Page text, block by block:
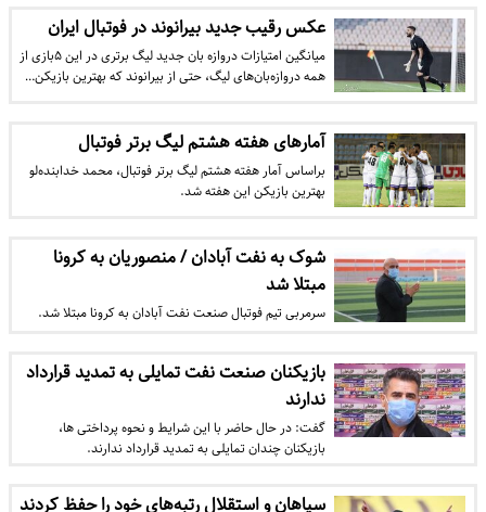
عکس رقیب جدید بیرانوند در فوتبال ایران
میانگین امتیازات دروازه بان جدید لیگ برتری در این ۵بازی از
همه دروازه‌بان‌های لیگ، حتی از بیرانوند که بهترین بازیکن…
آمارهای هفته هشتم لیگ برتر فوتبال
براساس آمار هفته هشتم لیگ برتر فوتبال، محمد خدابنده‌لو
بهترین بازیکن این هفته شد.
شوک به نفت آبادان / منصوریان به کرونا
مبتلا شد
سرمربی تیم فوتبال صنعت نفت آبادان به کرونا مبتلا شد.
بازیکنان صنعت نفت تمایلی به تمدید قرارداد
ندارند
گفت: در حال حاضر با این شرایط و نحوه پرداختی ها،
بازیکنان چندان تمایلی به تمدید قرارداد ندارند.
سپاهان و استقلال رتبه‌های خود را حفظ کردند